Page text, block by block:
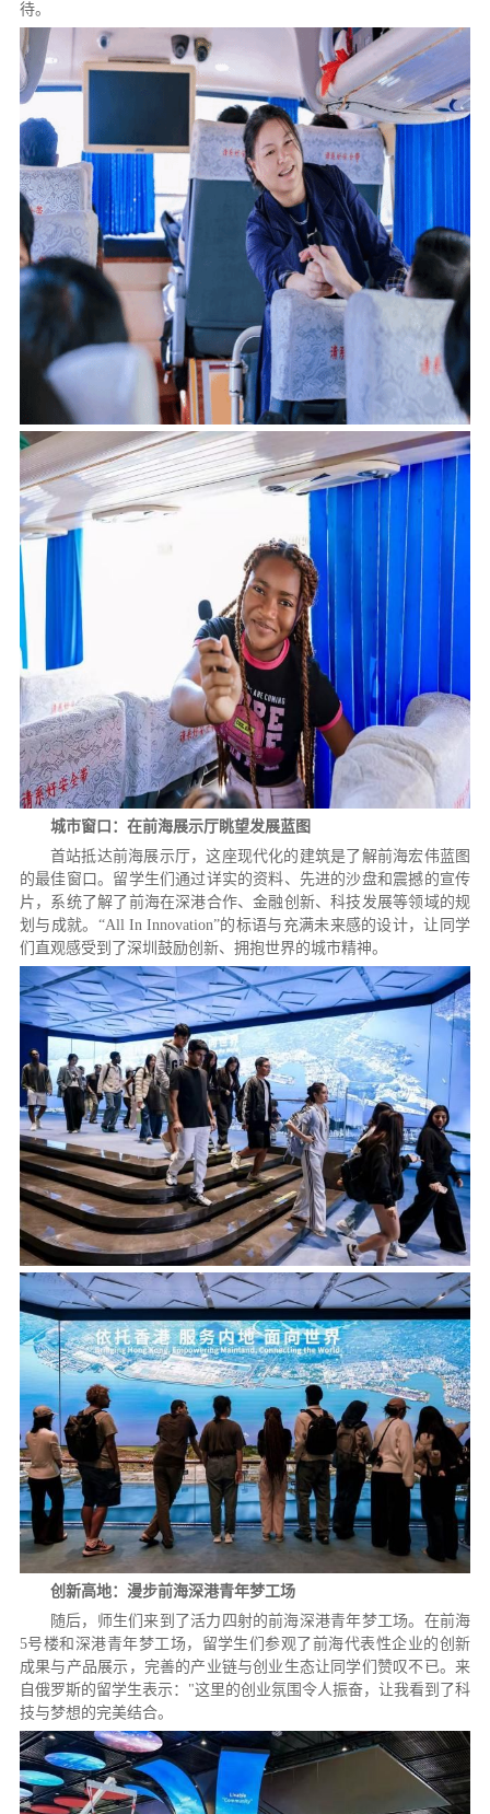
待。
城市窗口：在前海展示厅眺望发展蓝图
首站抵达前海展示厅，这座现代化的建筑是了解前海宏伟蓝图
的最佳窗口。留学生们通过详实的资料、先进的沙盘和震撼的宣传
片，系统了解了前海在深港合作、金融创新、科技发展等领域的规
划与成就。“All In Innovation”的标语与充满未来感的设计，让同学
们直观感受到了深圳鼓励创新、拥抱世界的城市精神。
创新高地：漫步前海深港青年梦工场
随后，师生们来到了活力四射的前海深港青年梦工场。在前海
5号楼和深港青年梦工场，留学生们参观了前海代表性企业的创新
成果与产品展示，完善的产业链与创业生态让同学们赞叹不已。来
自俄罗斯的留学生表示："这里的创业氛围令人振奋，让我看到了科
技与梦想的完美结合。